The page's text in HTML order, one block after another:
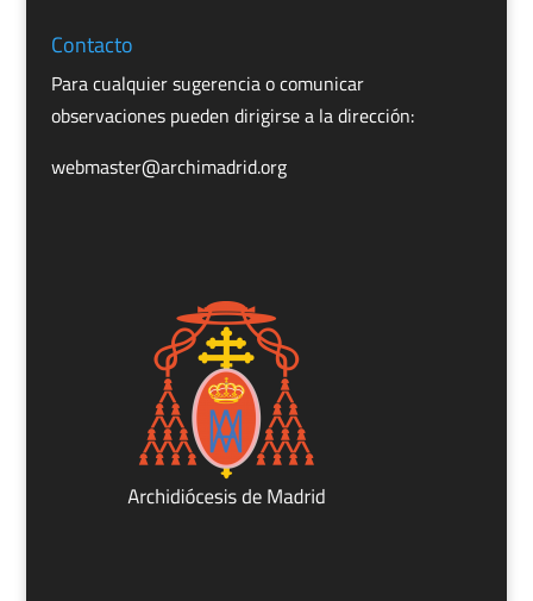
Contacto
Para cualquier sugerencia o comunicar
observaciones pueden dirigirse a la dirección:
webmaster@archimadrid.org